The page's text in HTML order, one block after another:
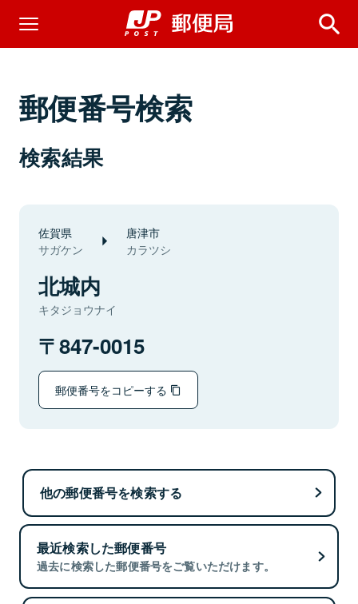
郵便番号検索
検索結果
佐賀県
サガケン
唐津市
カラツシ
北城内
キタジョウナイ
847-0015
郵便番号をコピーする
他の郵便番号を検索する
最近検索した郵便番号
過去に検索した郵便番号をご覧いただけます。